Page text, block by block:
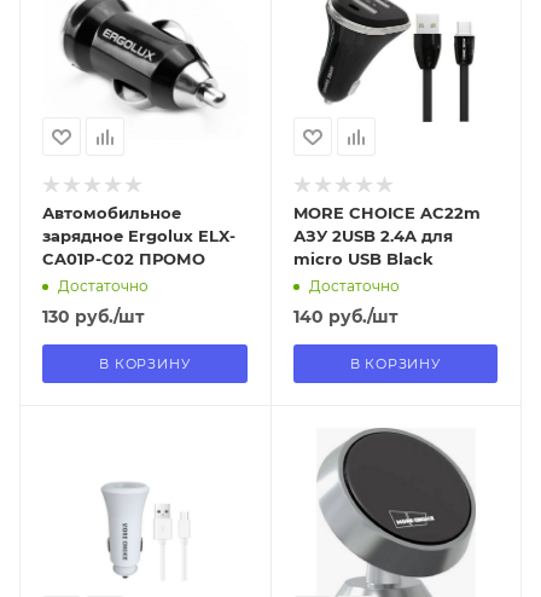
В наличии в пункте
самовывоза
Нет
Автомобильное
зарядное Ergolux ELX-
CA01P-C02 ПРОМО
Достаточно
130 руб./шт
В КОРЗИНУ
В наличии в пункте
самовывоза
Нет
MORE CHOICE AC22m
АЗУ 2USB 2.4A для
micro USB Black
Достаточно
140 руб./шт
В КОРЗИНУ
В наличии в пункте
самовывоза
Отправим
13.08.2026
В наличии в пункте
самовывоза